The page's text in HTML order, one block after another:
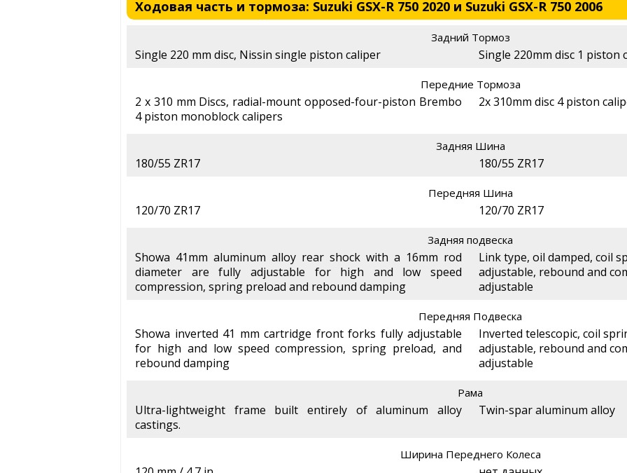
Ходовая часть и тормоза: Suzuki GSX-R 750 2020 и Suzuki GSX-R 750 2006
Задний Тормоз
Single 220 mm disc, Nissin single piston caliper Single 220mm disc 1 piston
Передние Тормоза
2 x 310 mm Discs, radial-mount opposed-four-piston Brembo
4 piston monoblock calipers
2x 310mm disc 4 piston
Задняя Шина
180/55 ZR17 180/55 ZR17
Передняя Шина
120/70 ZR17 120/70 ZR17
Задняя подвеска
Showa 41mm aluminum alloy rear shock with a 16mm rod
diameter are fully adjustable for high and low speed
compression, spring preload and rebound damping
Link type, oil damped, coil
adjustable, rebound and
adjustable
Передняя Подвеска
Showa inverted 41 mm cartridge front forks fully adjustable
for high and low speed compression, spring preload, and
rebound damping
Inverted telescopic, coil
adjustable, rebound and
adjustable
Рама
Ultra-lightweight frame built entirely of aluminum alloy
castings.
Twin-spar aluminum alloy
Ширина Переднего Колеса